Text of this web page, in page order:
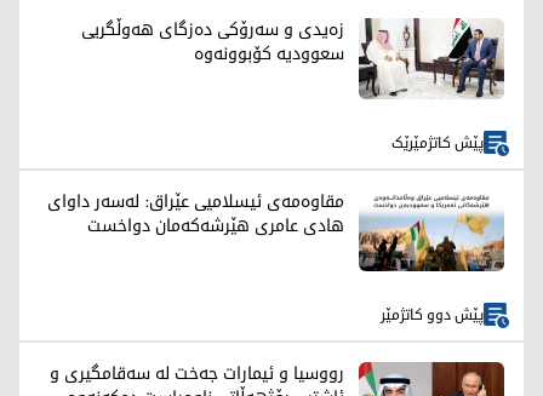
زەیدی و سەرۆکی دەزگای هەوڵگریی
سعوودیە کۆبوونەوە
پێش کاتژمێرێک
مقاوەمەی ئیسلامیی عێراق: لەسەر داوای
هادی عامری هێرشەکەمان دواخست
پێش دوو کاتژمێر
رووسیا و ئیمارات جەخت لە سەقامگیری و